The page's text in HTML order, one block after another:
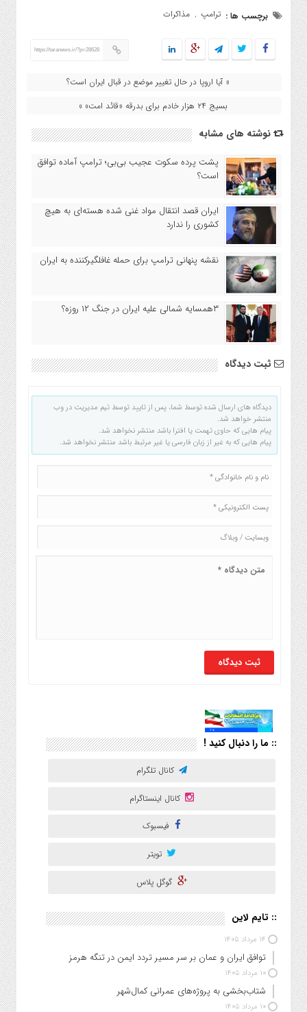
برچسب ها : ترامپ , مذاکرات
https://taranews.ir/?p=28628
« آیا اروپا در حال تغییر موضع در قبال ایران است؟
بسیج ۲۴ هزار خادم برای بدرقه «قائد امت» »
نوشته های مشابه
پشت پرده سکوت عجیب بی‌بی؛ ترامپ آماده توافق
است؟
ایران قصد انتقال مواد غنی شده هسته‌ای به هیچ
کشوری را ندارد
نقشه پنهانی ترامپ برای حمله غافلگیرکننده به ایران
۳همسایه شمالی علیه ایران در جنگ ۱۲ روزه؟
ثبت دیدگاه
دیدگاه های ارسال شده توسط شما، پس از تایید توسط تیم مدیریت در وب
منتشر خواهد شد.
پیام هایی که حاوی تهمت یا افترا باشد منتشر نخواهد شد.
پیام هایی که به غیر از زبان فارسی یا غیر مرتبط باشد منتشر نخواهد شد.
:: ما را دنبال کنید !
کانال تلگرام
کانال اینستاگرام
فیسبوک
تویتر
گوگل پلاس
:: تایم لاین
۱۴ مرداد ۱۴۰۵
توافق ایران و عمان بر سر مسیر تردد ایمن در تنگه هرمز
۱۰ مرداد ۱۴۰۵
شتاب‌بخشی به پروژه‌های عمرانی کمال‌شهر
۱۰ مرداد ۱۴۰۵